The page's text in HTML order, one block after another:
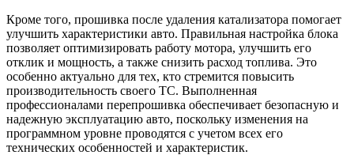
Кроме того, прошивка после удаления катализатора помогает
улучшить характеристики авто. Правильная настройка блока
позволяет оптимизировать работу мотора, улучшить его
отклик и мощность, а также снизить расход топлива. Это
особенно актуально для тех, кто стремится повысить
производительность своего ТС. Выполненная
профессионалами перепрошивка обеспечивает безопасную и
надежную эксплуатацию авто, поскольку изменения на
программном уровне проводятся с учетом всех его
технических особенностей и характеристик.